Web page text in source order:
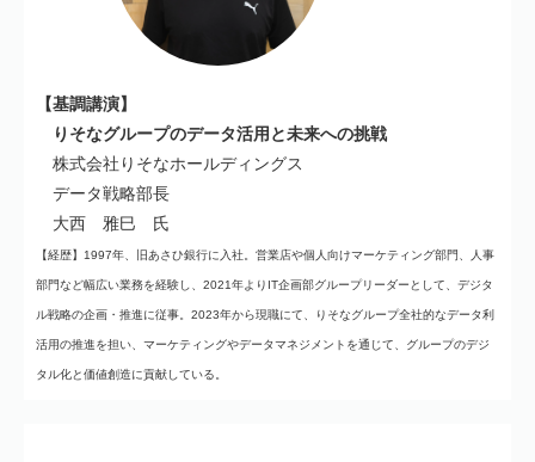
【基調講演】
りそなグループのデータ活用と未来への挑戦
株式会社りそなホールディングス
データ戦略部長
大西 雅巳 氏
【経歴】1997年、旧あさひ銀行に入社。営業店や個人向けマーケティング部門、人事
部門など幅広い業務を経験し、2021年よりIT企画部グループリーダーとして、デジタ
ル戦略の企画・推進に従事。2023年から現職にて、りそなグループ全社的なデータ利
活用の推進を担い、マーケティングやデータマネジメントを通じて、グループのデジ
タル化と価値創造に貢献している。